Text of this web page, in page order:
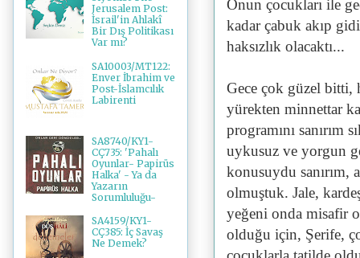
Onun çocukları ile
kadar çabuk akıp
haksızlık olacaktı...
Gece çok güzel bitti,
yürekten minnettar
programını sanırım
uykusuz ve yorgun
konusuydu
olmuştuk. Jale,
yeğeni onda misafir
olduğu için, Şerife,
Jerusalem Post:
İsrail'in Ahlakî
Bir Dış Politikası
Var mı?
SA10003/MT122:
Enver İbrahim ve
Post-İslamcılık
Labirenti
SA8740/KY1-
CÇ735: 'Pahalı
Oyunlar- Papirüs
Halka' - Ya da
Yazarın
Sorumluluğu-
SA4159/KY1-
CÇ385: İç Savaş
Ne Demek?